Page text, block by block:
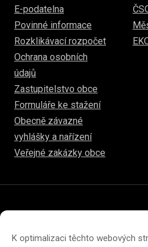
K optimalizaci těchto webových
E-podatelna
Povinné informace
Rozklikávací rozpočet
Ochrana osobních
údajů
Zastupitelstvo obce
Formuláře ke stažení
Obecně závazné
vyhlášky a nařízení
Veřejné zakázky obce
Prohlášení o přístupnosti